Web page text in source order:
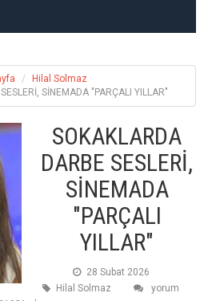
Hilal Solmaz
SİNEMADA "PARÇALI YILLAR"
SOKAKLARDA
DARBE SESLERİ,
SİNEMADA
"PARÇALI
YILLAR"
28 Subat 2026
Hilal Solmaz
yorum